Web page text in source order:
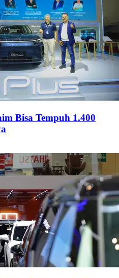
Bisa Tempuh 1.400